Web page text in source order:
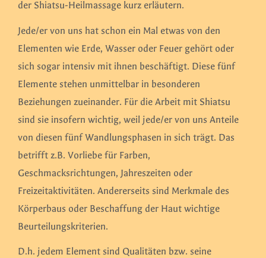
der Shiatsu-Heilmassage kurz erläutern.
Jede/er von uns hat schon ein Mal etwas von den
Elementen wie Erde, Wasser oder Feuer gehört oder
sich sogar intensiv mit ihnen beschäftigt. Diese fünf
Elemente stehen unmittelbar in besonderen
Beziehungen zueinander. Für die Arbeit mit Shiatsu
sind sie insofern wichtig, weil jede/er von uns Anteile
von diesen fünf Wandlungsphasen in sich trägt. Das
betrifft z.B. Vorliebe für Farben,
Geschmacksrichtungen, Jahreszeiten oder
Freizeitaktivitäten. Andererseits sind Merkmale des
Körperbaus oder Beschaffung der Haut wichtige
Beurteilungskriterien.
D.h. jedem Element sind Qualitäten bzw. seine